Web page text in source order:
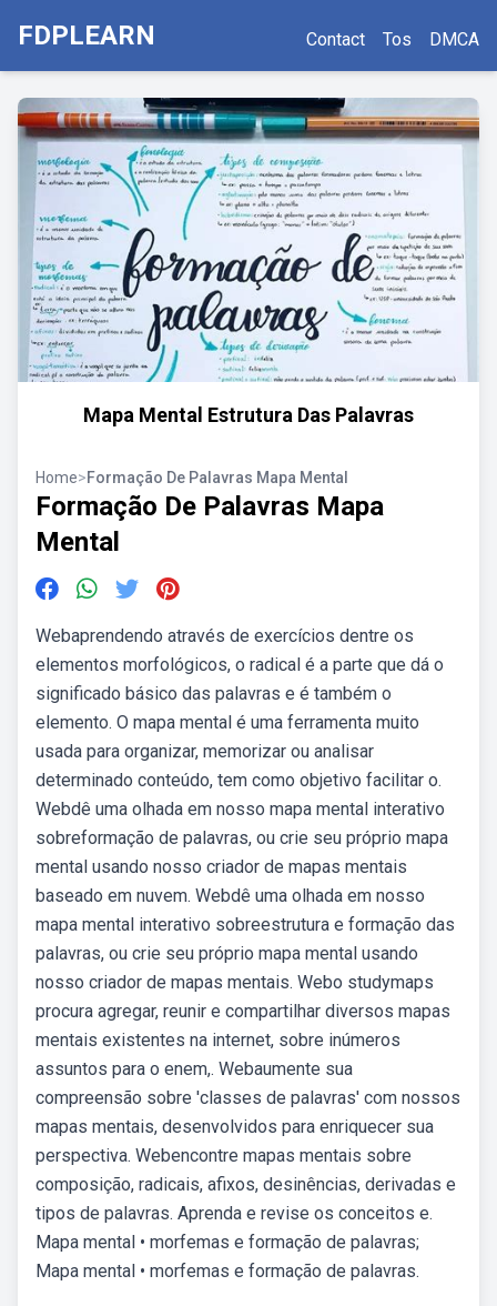
FDPLEARN Contact Tos DMCA
Mapa Mental Estrutura Das Palavras
Home>Formação De Palavras Mapa Mental
Formação De Palavras Mapa
Mental
Webaprendendo através de exercícios dentre os
elementos morfológicos, o radical é a parte que dá o
significado básico das palavras e é também o
elemento. O mapa mental é uma ferramenta muito
usada para organizar, memorizar ou analisar
determinado conteúdo, tem como objetivo facilitar o.
Webdê uma olhada em nosso mapa mental interativo
sobreformação de palavras, ou crie seu próprio mapa
mental usando nosso criador de mapas mentais
baseado em nuvem. Webdê uma olhada em nosso
mapa mental interativo sobreestrutura e formação das
palavras, ou crie seu próprio mapa mental usando
nosso criador de mapas mentais. Webo studymaps
procura agregar, reunir e compartilhar diversos mapas
mentais existentes na internet, sobre inúmeros
assuntos para o enem,. Webaumente sua
compreensão sobre 'classes de palavras' com nossos
mapas mentais, desenvolvidos para enriquecer sua
perspectiva. Webencontre mapas mentais sobre
composição, radicais, afixos, desinências, derivadas e
tipos de palavras. Aprenda e revise os conceitos e.
Mapa mental • morfemas e formação de palavras;
Mapa mental • morfemas e formação de palavras.